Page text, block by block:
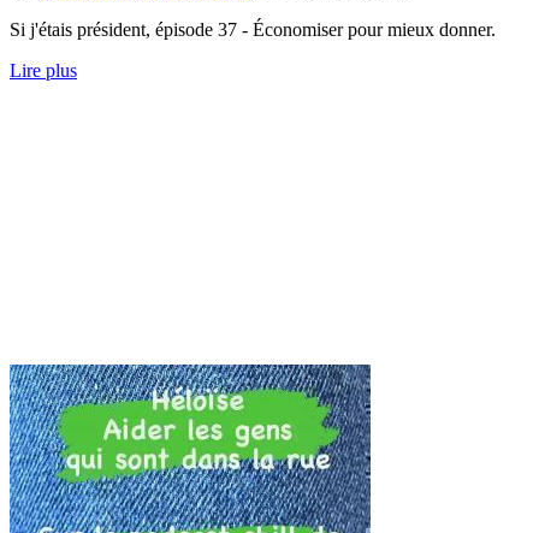
Si j'étais président, épisode 37 - Économiser pour mieux donner.
Lire plus